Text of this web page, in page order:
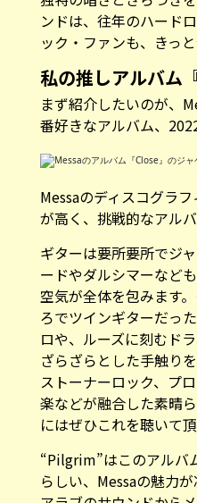
ンドは、往年のハード
ック・ファンも、きっ
私の推しアルバム
まず紹介したいのが、
番好きなアルバム、
Messaのディスコグラ
が高く、挑戦的なアルバ
ギターは要所要所でジ
ードやダルシマーなど
空気が全体を包みます
ろでツインギターだっ
ロや、ルーズに刻むド
ざらざらとした手触りを
ストーナーロック、プ
楽などが融合した素晴
にはぜひこれを聴いて頂
“Pilgrim”はこのアルバ
らしい、Messaの魅力が